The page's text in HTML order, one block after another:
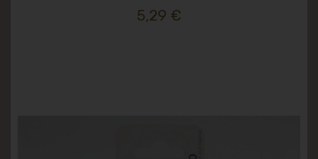
5,29 €